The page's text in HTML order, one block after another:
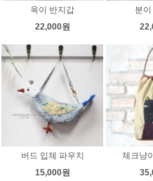
옥이 반지갑
22,000원
분
버드 입체 파우치
15,000원
체크냥